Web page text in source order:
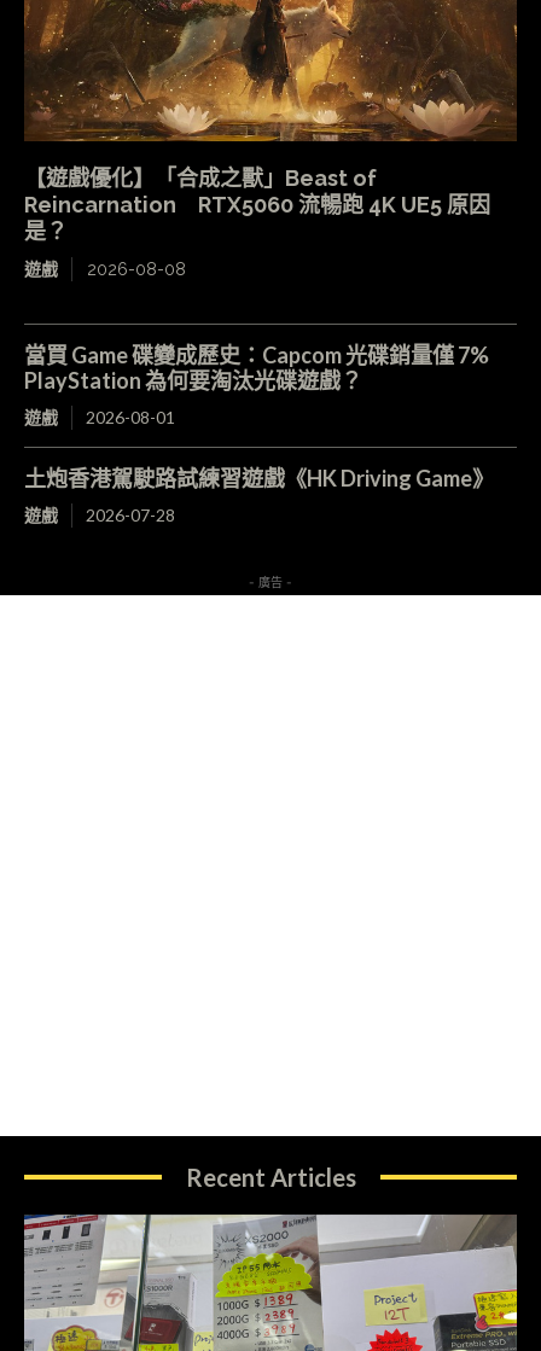
【遊戲優化】「合成之獸」Beast of
Reincarnation RTX5060 流暢跑 4K UE5 原因
是？
遊戲 2026-08-08
當買 Game 碟變成歷史：Capcom 光碟銷量僅 7%
PlayStation 為何要淘汰光碟遊戲？
遊戲 2026-08-01
土炮香港駕駛路試練習遊戲《HK Driving Game》
遊戲 2026-07-28
- 廣告 -
Recent Articles